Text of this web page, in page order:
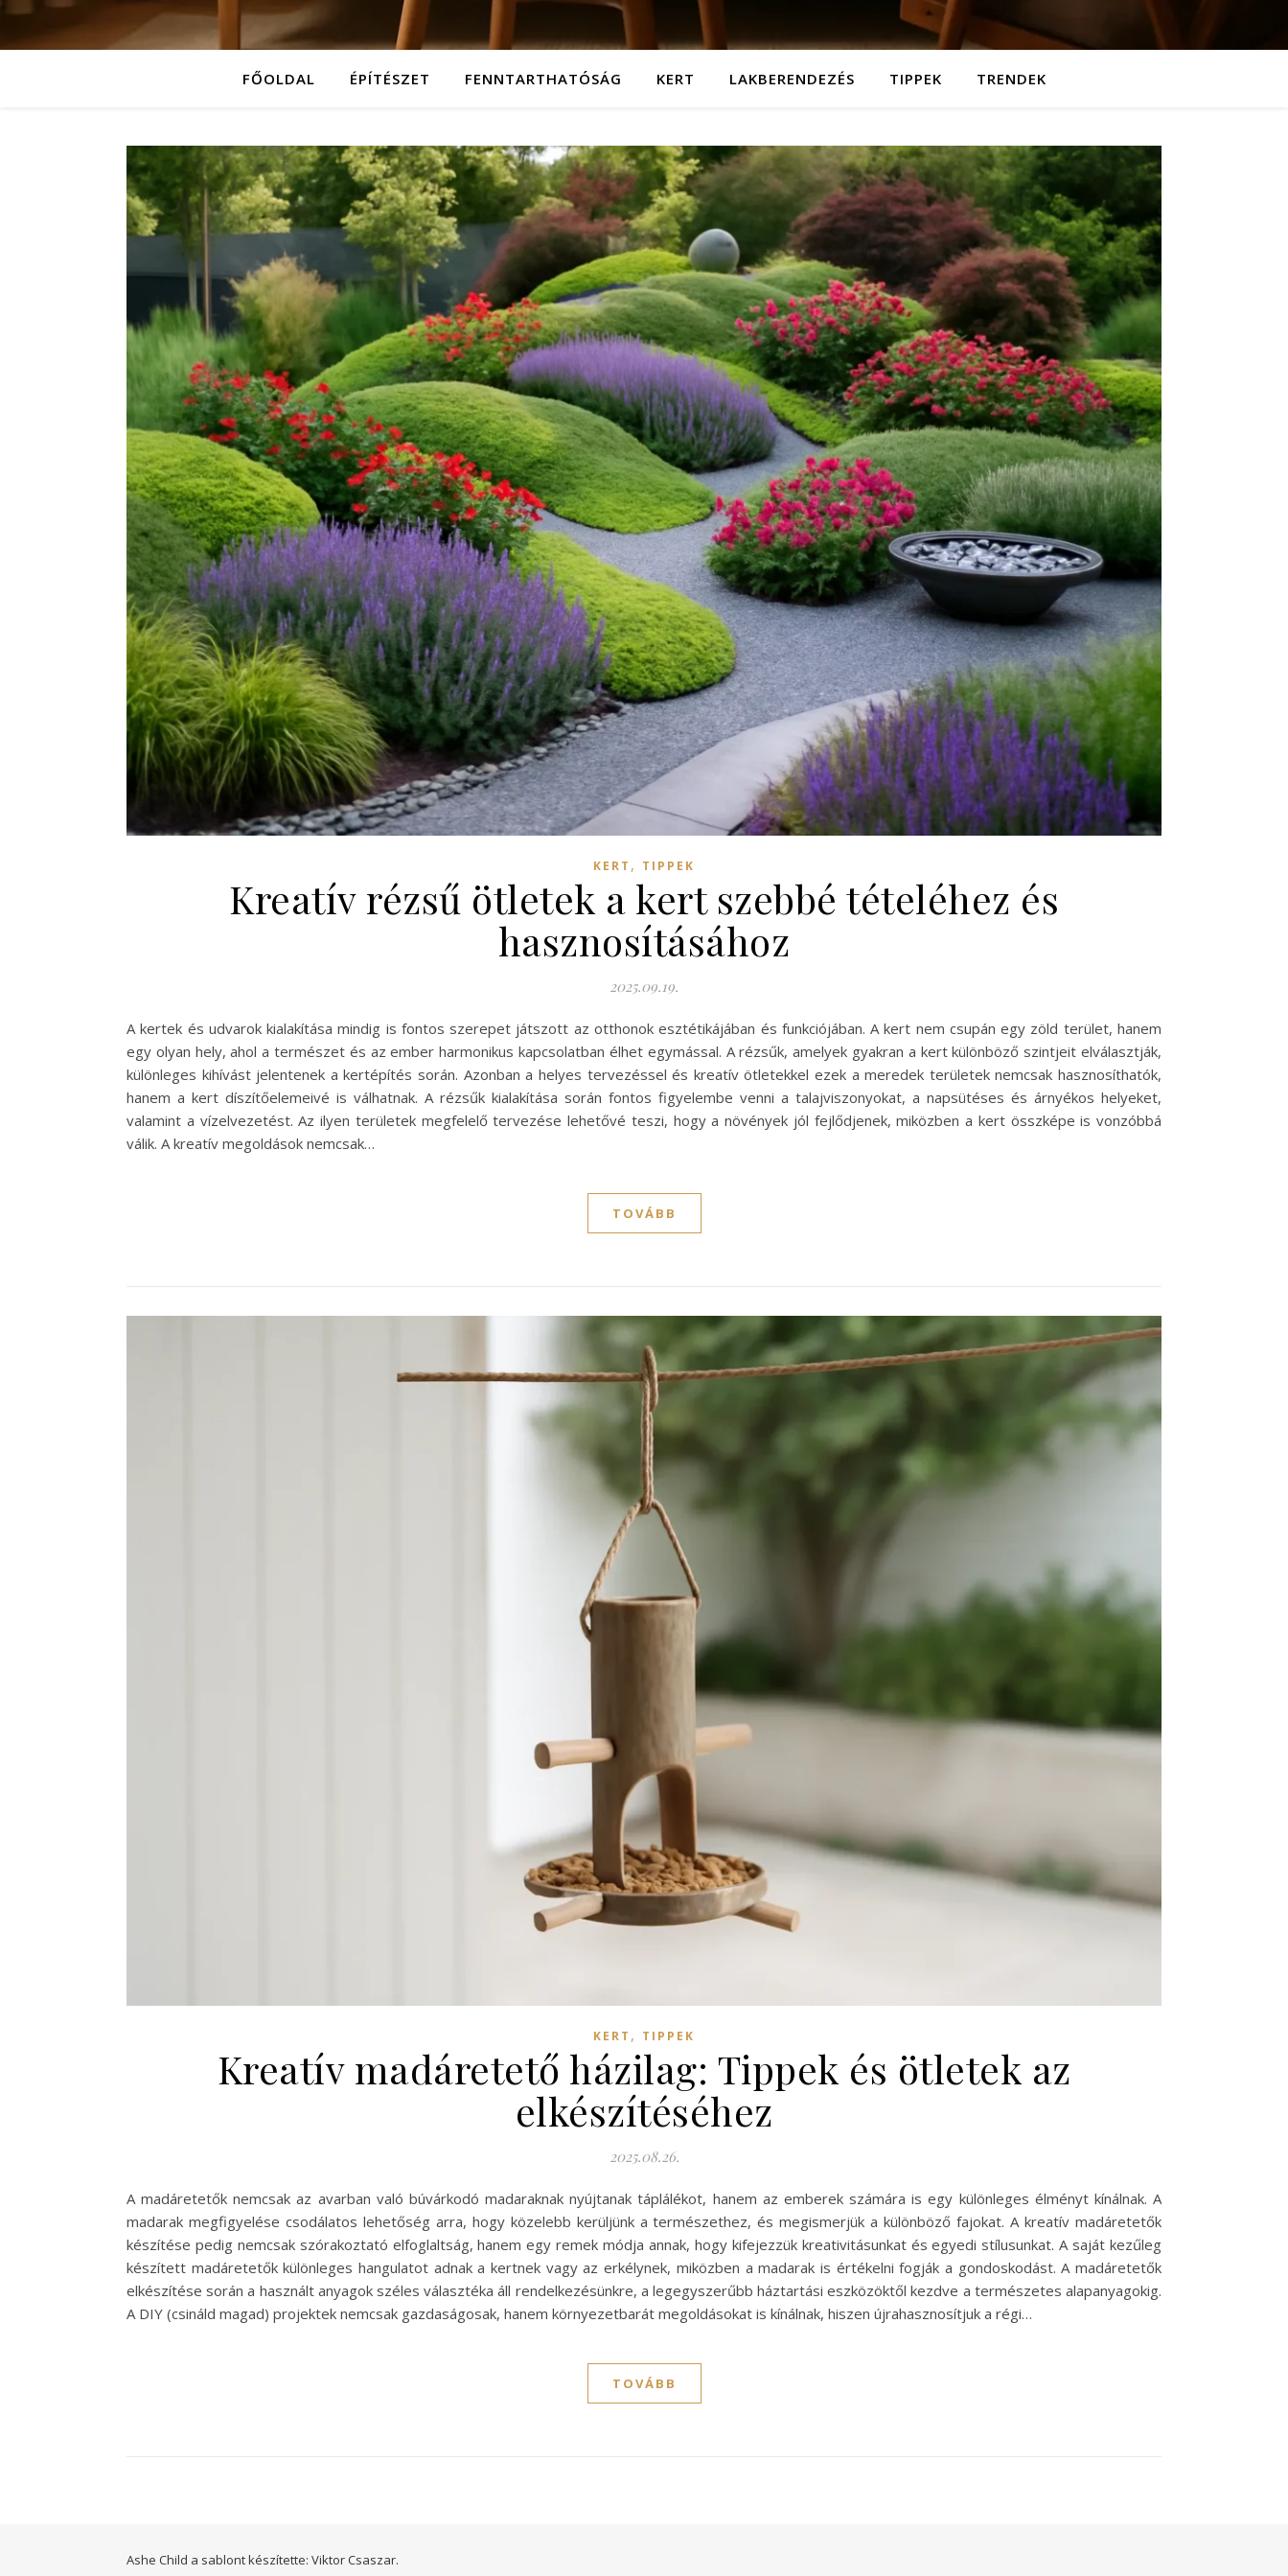
FŐOLDAL ÉPÍTÉSZET FENNTARTHATÓSÁG KERT LAKBERENDEZÉS TIPPEK TRENDEK
KERT , TIPPEK
Kreatív rézsű ötletek a kert szebbé tételéhez és
hasznosításához
2025.09.19.
A kertek és udvarok kialakítása mindig is fontos szerepet játszott az otthonok esztétikájában és funkciójában. A kert nem csupán egy zöld terület, hanem
egy olyan hely, ahol a természet és az ember harmonikus kapcsolatban élhet egymással. A rézsűk, amelyek gyakran a kert különböző szintjeit elválasztják,
különleges kihívást jelentenek a kertépítés során. Azonban a helyes tervezéssel és kreatív ötletekkel ezek a meredek területek nemcsak hasznosíthatók,
hanem a kert díszítőelemeivé is válhatnak. A rézsűk kialakítása során fontos figyelembe venni a talajviszonyokat, a napsütéses és árnyékos helyeket,
valamint a vízelvezetést. Az ilyen területek megfelelő tervezése lehetővé teszi, hogy a növények jól fejlődjenek, miközben a kert összképe is vonzóbbá
válik. A kreatív megoldások nemcsak…
TOVÁBB
KERT , TIPPEK
Kreatív madáretető házilag: Tippek és ötletek az
elkészítéséhez
2025.08.26.
A madáretetők nemcsak az avarban való búvárkodó madaraknak nyújtanak táplálékot, hanem az emberek számára is egy különleges élményt kínálnak. A
madarak megfigyelése csodálatos lehetőség arra, hogy közelebb kerüljünk a természethez, és megismerjük a különböző fajokat. A kreatív madáretetők
készítése pedig nemcsak szórakoztató elfoglaltság, hanem egy remek módja annak, hogy kifejezzük kreativitásunkat és egyedi stílusunkat. A saját kezűleg
készített madáretetők különleges hangulatot adnak a kertnek vagy az erkélynek, miközben a madarak is értékelni fogják a gondoskodást. A madáretetők
elkészítése során a használt anyagok széles választéka áll rendelkezésünkre, a legegyszerűbb háztartási eszközöktől kezdve a természetes alapanyagokig.
A DIY (csináld magad) projektek nemcsak gazdaságosak, hanem környezetbarát megoldásokat is kínálnak, hiszen újrahasznosítjuk a régi…
TOVÁBB
Ashe Child a sablont készítette: Viktor Csaszar.